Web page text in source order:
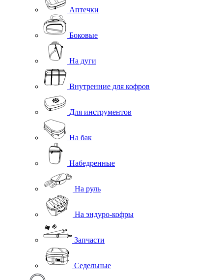
Аптечки
Боковые
На дуги
Внутренние для кофров
Для инструментов
На бак
Набедренные
На руль
На эндуро-кофры
Запчасти
Седельные